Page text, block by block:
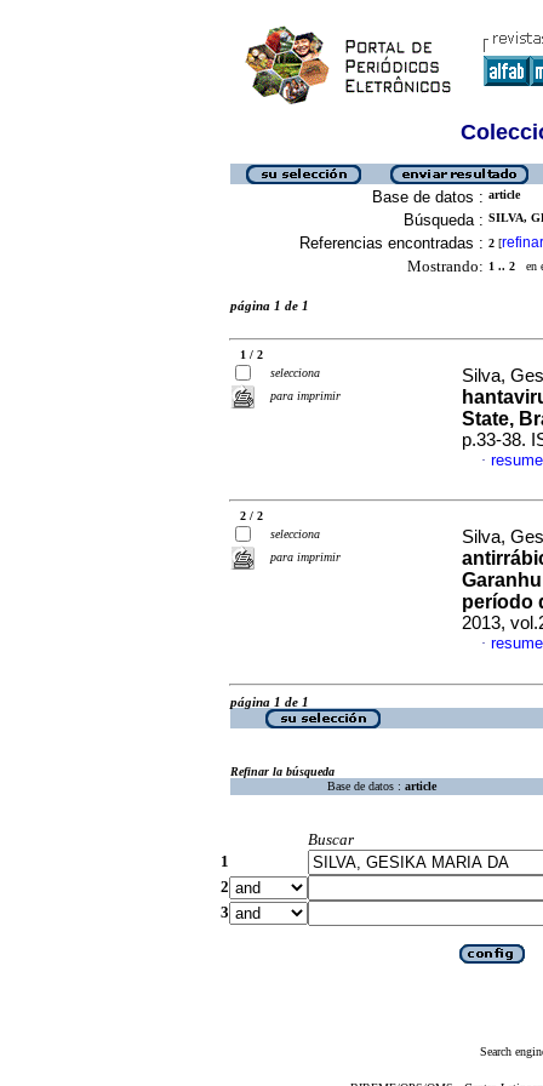
Base de datos : article
Búsqueda : SILVA,
Referencias encontradas : 2 [refinar
Mostrando: 1 .. 2 en
página 1 de 1
1 / 2
selecciona
para imprimir
Silva,
State,
p.33-38.
·
2 / 2
selecciona
para imprimir
Silva,
período
2013,
·
página 1 de 1
Refinar la búsqueda
Base de datos : article
Buscar
1
2
3
Search